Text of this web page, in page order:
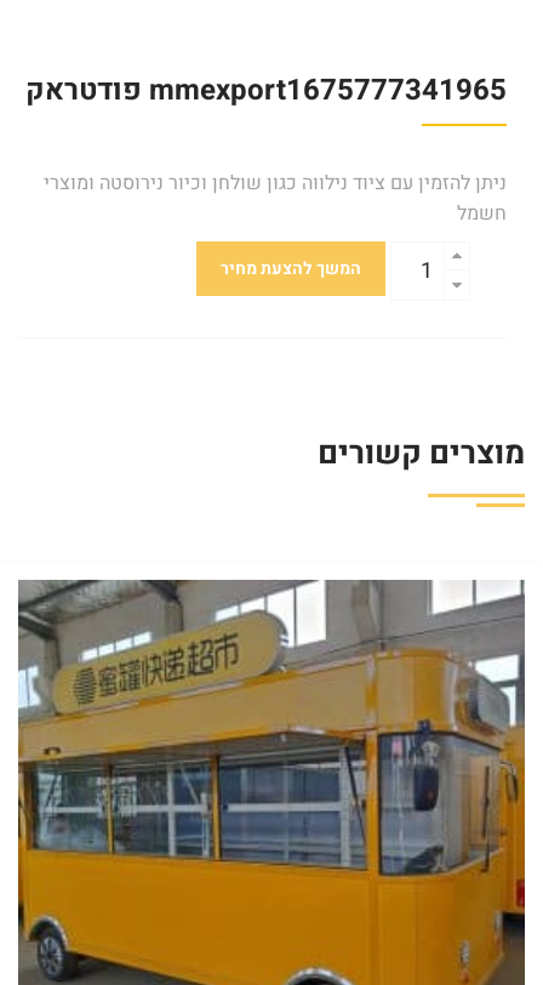
mmexport1675777341965 פודטראק
ניתן להזמין עם ציוד נילווה כגון שולחן וכיור נירוסטה ומוצרי
חשמל
המשך להצעת מחיר
מוצרים קשורים